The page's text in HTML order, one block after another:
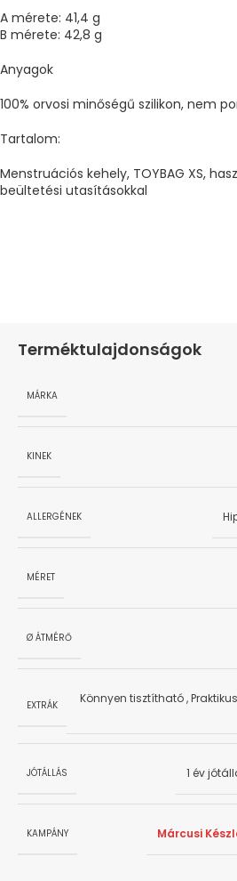
A mérete: 41,4 g
B mérete: 42,8 g
Anyagok
100% orvosi minőségű szilikon, nem
Tartalom:
Menstruációs kehely, TOYBAG XS,
beültetési utasításokkal
Terméktulajdonságok
MÁRKA
KINEK
ALLERGÉNEK
MÉRET
Ø ÁTMÉRŐ
EXTRÁK Könnyen tisztítható,
JÓTÁLLÁS 1 év
KAMPÁNY Márcusi